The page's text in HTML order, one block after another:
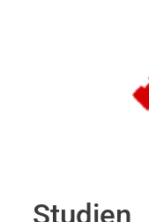
Studien